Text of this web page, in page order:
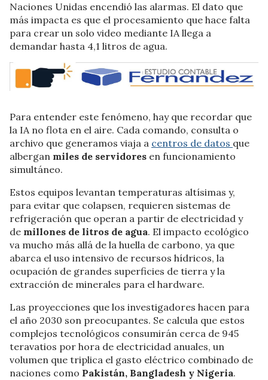
Naciones Unidas encendió las alarmas. El dato que
más impacta es que el procesamiento que hace falta
para crear un solo video mediante IA llega a
demandar hasta 4,1 litros de agua.
Para entender este fenómeno, hay que recordar que
la IA no flota en el aire. Cada comando, consulta o
archivo que generamos viaja a centros de datos que
albergan miles de servidores en funcionamiento
simultáneo.
Estos equipos levantan temperaturas altísimas y,
para evitar que colapsen, requieren sistemas de
refrigeración que operan a partir de electricidad y
de millones de litros de agua. El impacto ecológico
va mucho más allá de la huella de carbono, ya que
abarca el uso intensivo de recursos hídricos, la
ocupación de grandes superficies de tierra y la
extracción de minerales para el hardware.
Las proyecciones que los investigadores hacen para
el año 2030 son preocupantes. Se calcula que estos
complejos tecnológicos consumirán cerca de 945
teravatios por hora de electricidad anuales, un
volumen que triplica el gasto eléctrico combinado de
naciones como Pakistán, Bangladesh y Nigeria.